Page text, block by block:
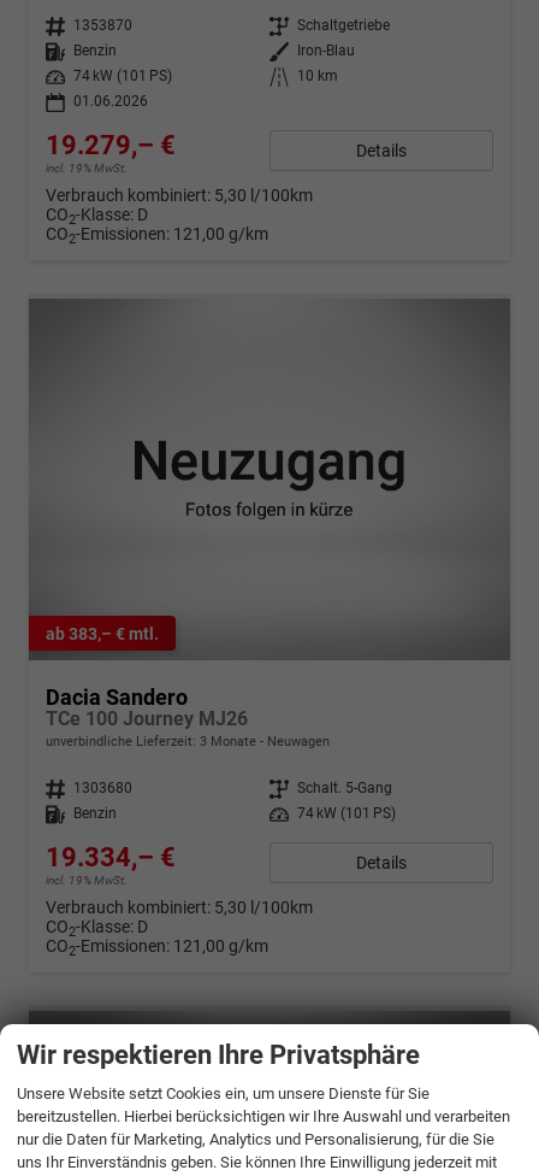
Fahrzeugnr. 1353870 Getriebe Schaltgetriebe
Kraftstoff
Benzin Außenfarbe
Iron-Blau
Leistung
74 kW (101 PS) Kilometerstand
10 km
01.06.2026
19.279,– €
incl. 19% MwSt.
Details
Verbrauch kombiniert: 5,30 l/100km
CO2-Klasse: D
CO2-Emissionen: 121,00 g/km
ab 383,– € mtl.
Dacia Sandero
TCe 100 Journey MJ26
unverbindliche Lieferzeit: 3 Monate Neuwagen
Fahrzeugnr. 1303680 Getriebe Schalt. 5-Gang
Kraftstoff
Benzin Leistung 74 kW (101 PS)
19.334,– €
incl. 19% MwSt.
Details
Verbrauch kombiniert: 5,30 l/100km
CO2-Klasse: D
CO2-Emissionen: 121,00 g/km
Wir respektieren Ihre Privatsphäre
Unsere Website setzt Cookies ein, um unsere Dienste für Sie
bereitzustellen. Hierbei berücksichtigen wir Ihre Auswahl und verarbeiten
nur die Daten für Marketing, Analytics und Personalisierung, für die Sie
uns Ihr Einverständnis geben. Sie können Ihre Einwilligung jederzeit mit